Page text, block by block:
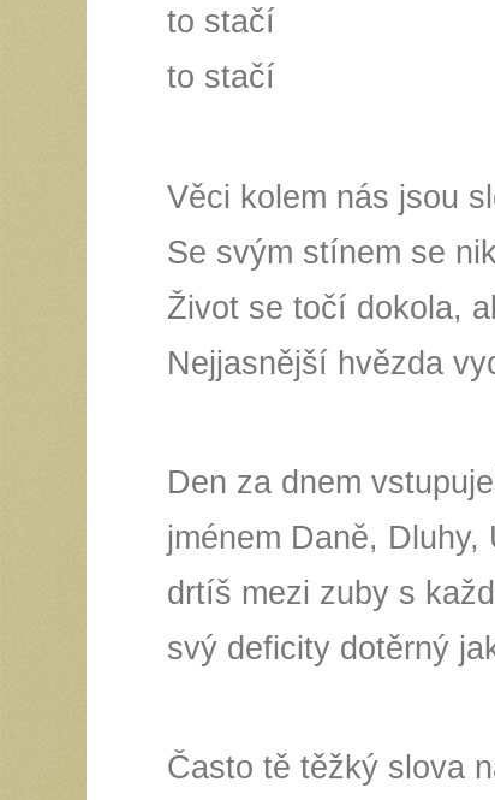
to stačí
to stačí
Věci kolem nás jsou
Se svým stínem se
Život se točí dokola,
Nejjasnější hvězda
Den za dnem
jménem Daně,
drtíš mezi zuby s
svý deficity dotěrný
Často tě těžký slova